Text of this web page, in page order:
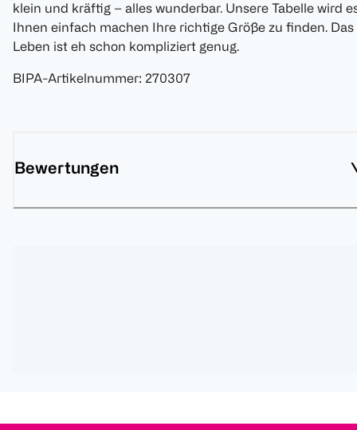
klein und kräftig – alles wunderbar. Unsere Tabelle wird
Ihnen einfach machen Ihre richtige Größe zu finden. Das
Leben ist eh schon kompliziert genug.
BIPA-Artikelnummer: 270307
Bewertungen